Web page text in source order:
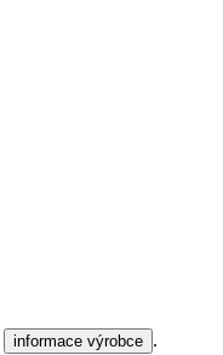
informace výrobce .